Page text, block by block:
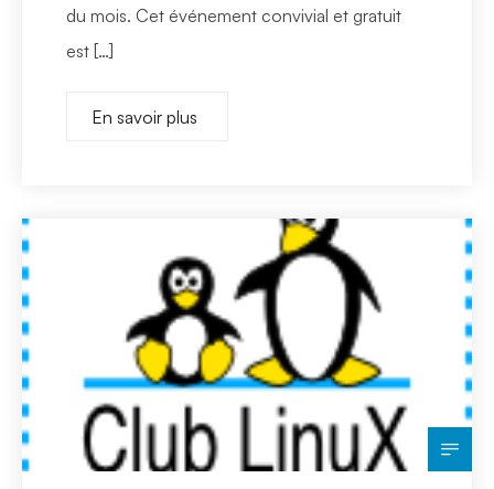
du mois. Cet événement convivial et gratuit
est […]
En savoir plus